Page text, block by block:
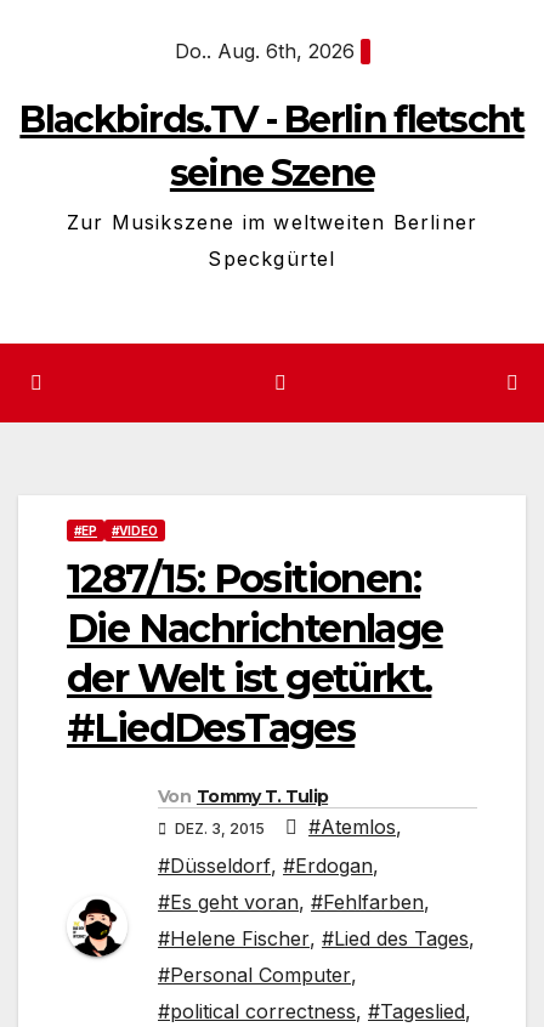
Do.. Aug. 6th, 2026
Blackbirds.TV - Berlin fletscht
seine Szene
Zur Musikszene im weltweiten Berliner
Speckgürtel
#EP #VIDEO
1287/15: Positionen:
Die Nachrichtenlage
der Welt ist getürkt.
#LiedDesTages
Von Tommy T. Tulip
DEZ. 3, 2015 #Atemlos,
#Düsseldorf, #Erdogan,
#Es geht voran, #Fehlfarben,
#Helene Fischer, #Lied des Tages,
#Personal Computer,
#political correctness, #Tageslied,